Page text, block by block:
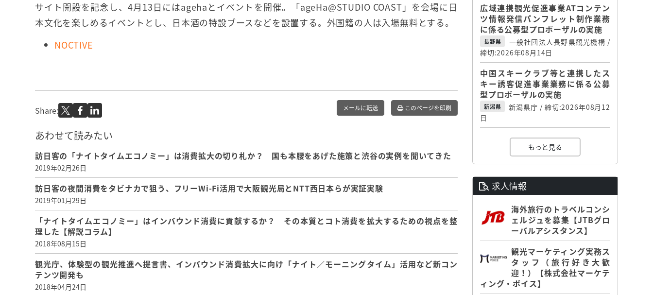
サイト開設を記念し、4月13日にはagehaとイベントを開催。「ageHa@STUDIO COAST」を会場に日
本文化を楽しめるイベントとし、日本酒の特設ブースなどを設置する。外国籍の人は入場無料とする。
NOCTIVE
Share: メールに転送 このページを印刷
あわせて読みたい
訪日客の「ナイトタイムエコノミー」は消費拡大の切り札か？ 国も本腰をあげた施策と渋谷の実例を聞いてきた
2019年02月26日
訪日客の夜間消費をタビナカで狙う、フリーWi-Fi活用で大阪観光局とNTT西日本らが実証実験
2019年01月29日
「ナイトタイムエコノミー」はインバウンド消費に貢献するか？ その本質とコト消費を拡大するための視点を整
理した【解説コラム】
2018年08月15日
観光庁、体験型の観光推進へ提言書、インバウンド消費拡大に向け「ナイト／モーニングタイム」活用など新コン
テンツ開発も
2018年04月24日
広域連携観光促進事業ATコンテン
ツ情報発信パンフレット制作業務
に係る公募型プロポーザルの実施
長野県
一般社団法人長野県観光機構 /
締切:2026年08月14日
中国スキークラブ等と連携したス
キー誘客促進事業業務に係る公募
型プロポーザルの実施
新潟県
新潟県庁 / 締切:2026年08月12
日
もっと見る
求人情報
海外旅行のトラベルコンシ
ェルジュを募集【JTBグロ
ーバルアシスタンス】
観光マーケティング実務ス
タッフ（旅行好き大歓
迎！）【株式会社マーケテ
ィング・ボイス】